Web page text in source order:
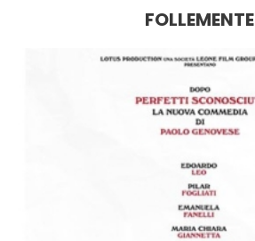
FOLLEMENTE